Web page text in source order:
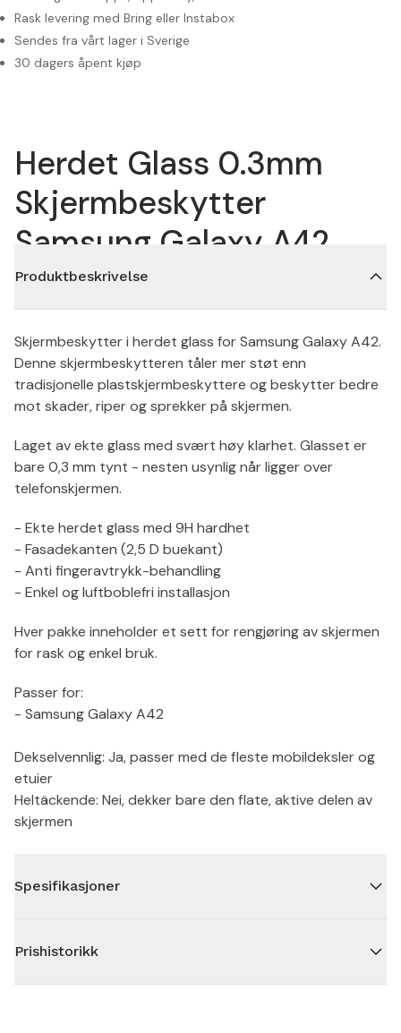
Rask levering med Bring eller Instabox
Sendes fra vårt lager i Sverige
30 dagers åpent kjøp
Herdet Glass 0.3mm
Skjermbeskytter
Samsung Galaxy A42
Produktbeskrivelse
Skjermbeskytter i herdet glass for Samsung Galaxy A42.
Denne skjermbeskytteren tåler mer støt enn
tradisjonelle plastskjermbeskyttere og beskytter bedre
mot skader, riper og sprekker på skjermen.
Laget av ekte glass med svært høy klarhet. Glasset er
bare 0,3 mm tynt - nesten usynlig når ligger over
telefonskjermen.
- Ekte herdet glass med 9H hardhet
- Fasadekanten (2,5 D buekant)
- Anti fingeravtrykk-behandling
- Enkel og luftboblefri installasjon
Hver pakke inneholder et sett for rengjøring av skjermen
for rask og enkel bruk.
Passer for:
- Samsung Galaxy A42
Dekselvennlig: Ja, passer med de fleste mobildeksler og
etuier
Heltäckende: Nei, dekker bare den flate, aktive delen av
skjermen
Spesifikasjoner
Prishistorikk